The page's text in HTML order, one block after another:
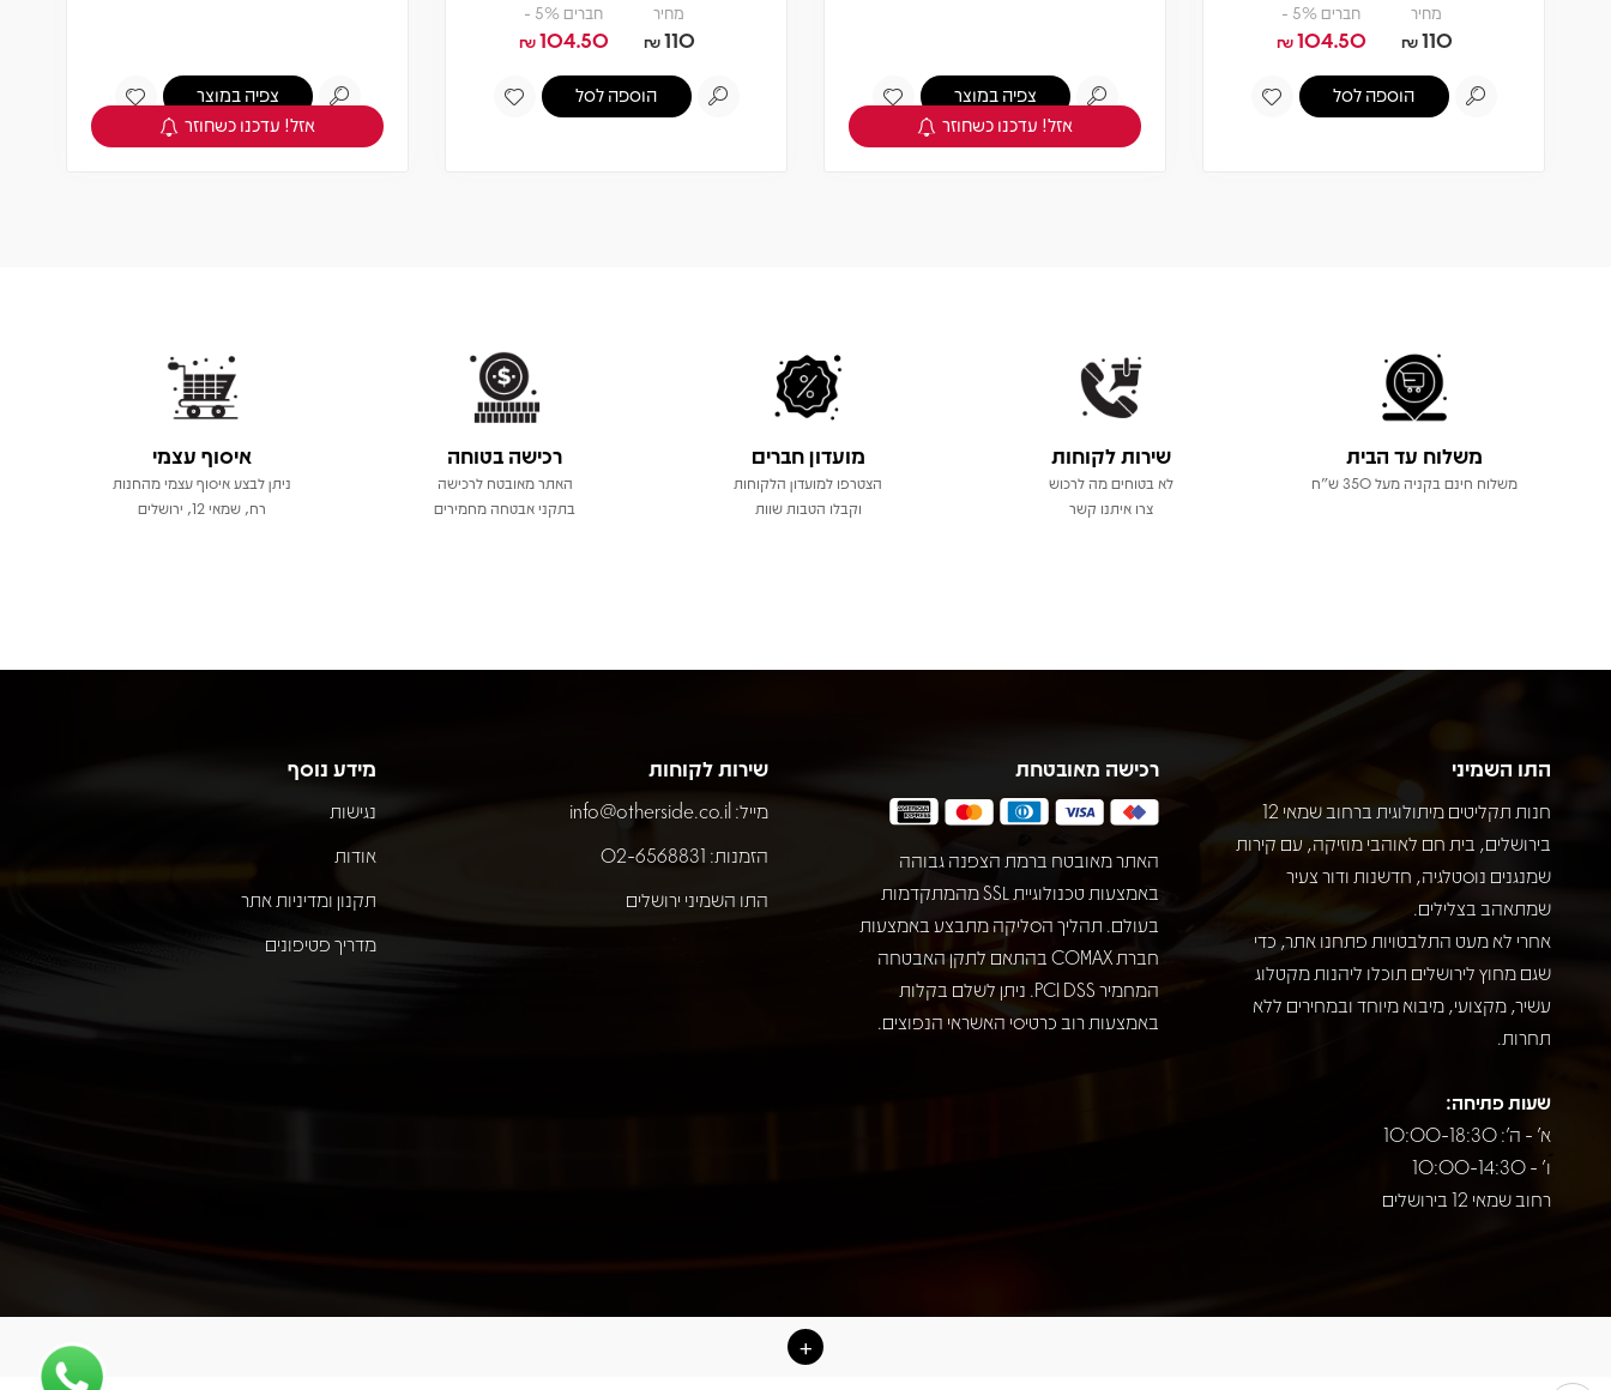
מחיר
110
₪
חברים 5% -
104.50
₪
הוספה לסל
צפיה במוצר
אזל! עדכנו כשחוזר
מחיר
110
₪
חברים 5% -
104.50
₪
הוספה לסל
צפיה במוצר
אזל! עדכנו כשחוזר
משלוח עד הבית
משלוח חינם בקניה מעל 350 ש"ח
שירות לקוחות
לא בטוחים מה לרכוש
צרו איתנו קשר
מועדון חברים
הצטרפו למועדון הלקוחות
וקבלו הטבות שוות
רכישה בטוחה
האתר מאובטח לרכישה
בתקני אבטחה מחמירים
איסוף עצמי
ניתן לבצע איסוף עצמי מהחנות
רח, שמאי 12, ירושלים
התו השמיני
חנות תקליטים מיתולוגית ברחוב שמאי 12
בירושלים, בית חם לאוהבי מוזיקה, עם קירות
שמנגנים נוסטלגיה, חדשנות ודור צעיר
שמתאהב בצלילים.
אחרי לא מעט התלבטויות פתחנו אתר, כדי
שגם מחוץ לירושלים תוכלו ליהנות מקטלוג
עשיר, מקצועי, מיבוא מיוחד ובמחירים ללא
תחרות.
שעות פתיחה:
א' - ה': 10:00-18:30
ו' - 10:00-14:30
רחוב שמאי 12 בירושלים
רכישה מאובטחת
האתר מאובטח ברמת הצפנה גבוהה
באמצעות טכנולוגיית SSL מהמתקדמות
בעולם. תהליך הסליקה מתבצע באמצעות
חברת COMAX בהתאם לתקן האבטחה
המחמיר PCI DSS. ניתן לשלם בקלות
באמצעות רוב כרטיסי האשראי הנפוצים.
שירות לקוחות
מייל: info@otherside.co.il
הזמנות: 02-6568831
התו השמיני ירושלים
מידע נוסף
נגישות
אודות
תקנון ומדיניות אתר
מדריך פטיפונים